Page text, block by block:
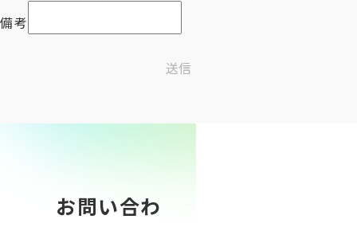
備考
送信
お問い合わ